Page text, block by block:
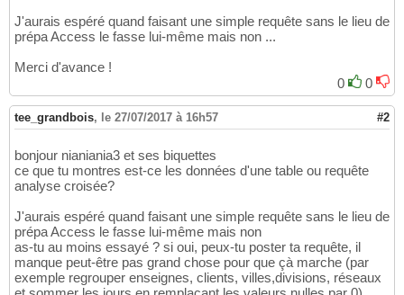
J'aurais espéré quand faisant une simple requête sans le lieu de
prépa Access le fasse lui-même mais non ...
Merci d'avance !
0
0
tee_grandbois, le 27/07/2017 à 16h57 #2
bonjour nianiania3 et ses biquettes
ce que tu montres est-ce les données d'une table ou requête
analyse croisée?
J'aurais espéré quand faisant une simple requête sans le lieu de
prépa Access le fasse lui-même mais non
as-tu au moins essayé ? si oui, peux-tu poster ta requête, il
manque peut-être pas grand chose pour que çà marche (par
exemple regrouper enseignes, clients, villes,divisions, réseaux